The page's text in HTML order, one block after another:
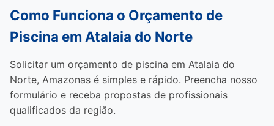
Como Funciona o Orçamento de
Piscina em Atalaia do Norte
Solicitar um orçamento de piscina em Atalaia do
Norte, Amazonas é simples e rápido. Preencha nosso
formulário e receba propostas de profissionais
qualificados da região.